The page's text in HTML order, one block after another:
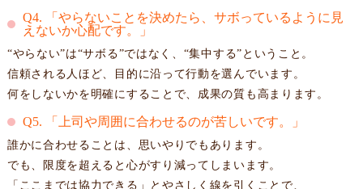
Q4. 「やらないことを決めたら、サボっているように見
えないか心配です。」
“やらない”は“サボる”ではなく、“集中する”ということ。
信頼される人ほど、目的に沿って行動を選んでいます。
何をしないかを明確にすることで、成果の質も高まります。
Q5. 「上司や周囲に合わせるのが苦しいです。」
誰かに合わせることは、思いやりでもあります。
でも、限度を超えると心がすり減ってしまいます。
「ここまでは協力できる」とやさしく線を引くことで、